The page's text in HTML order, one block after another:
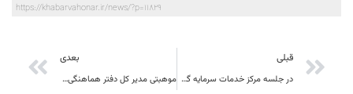
https://khabarvahonar.ir/news/?p=11829
قبلی
در جلسه مرکز خدمات سرمایه گذاری استان مطرح شد: اعلام آمادگی هلدینگ سرمایه گذاری خارجی در طرح تولید فروسیلیس آلومینیوم در شهرستان طبس
بعدی
موهبتی مدیر کل دفتر هماهنگی امور اقتصادی استانداري كليات برگزاري جشنواره ملي گل نرگس در استان، تصويب شد